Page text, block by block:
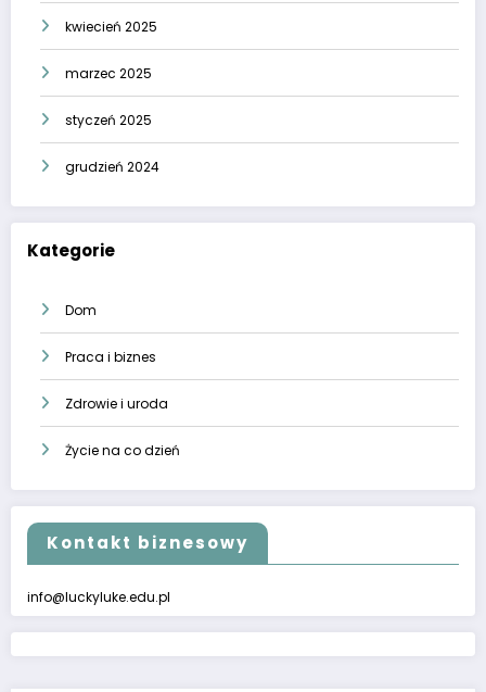
kwiecień 2025
marzec 2025
styczeń 2025
grudzień 2024
Kategorie
Dom
Praca i biznes
Zdrowie i uroda
Życie na co dzień
Kontakt biznesowy
info@luckyluke.edu.pl